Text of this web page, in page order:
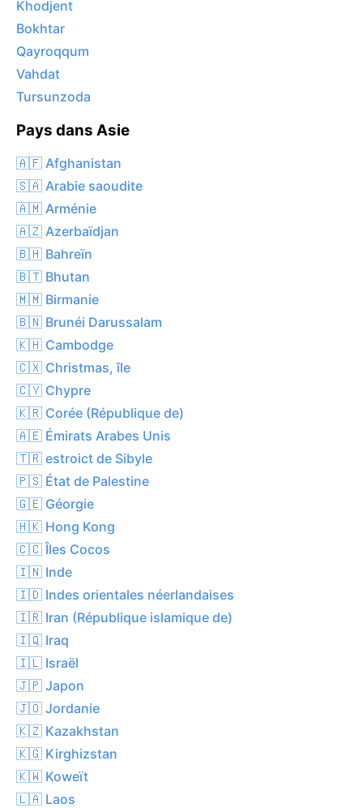
Khodjent
Bokhtar
Qayroqqum
Vahdat
Tursunzoda
Pays dans Asie
🇦🇫 Afghanistan
🇸🇦 Arabie saoudite
🇦🇲 Arménie
🇦🇿 Azerbaïdjan
🇧🇭 Bahreïn
🇧🇹 Bhutan
🇲🇲 Birmanie
🇧🇳 Brunéi Darussalam
🇰🇭 Cambodge
🇨🇽 Christmas, île
🇨🇾 Chypre
🇰🇷 Corée (République de)
🇦🇪 Émirats Arabes Unis
🇹🇷 estroict de Sibyle
🇵🇸 État de Palestine
🇬🇪 Géorgie
🇭🇰 Hong Kong
🇨🇨 Îles Cocos
🇮🇳 Inde
🇮🇩 Indes orientales néerlandaises
🇮🇷 Iran (République islamique de)
🇮🇶 Iraq
🇮🇱 Israël
🇯🇵 Japon
🇯🇴 Jordanie
🇰🇿 Kazakhstan
🇰🇬 Kirghizstan
🇰🇼 Koweït
🇱🇦 Laos